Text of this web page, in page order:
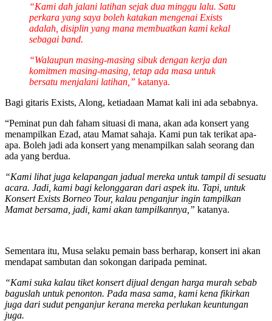
“Kami dah jalani latihan sejak dua minggu lalu. Satu
perkara yang saya boleh katakan mengenai Exists
adalah, disiplin yang mana membuatkan kami kekal
sebagai band.
“Walaupun masing-masing sibuk dengan kerja dan
komitmen masing-masing, tetap ada masa untuk
bersatu menjalani latihan,” katanya.
Bagi gitaris Exists, Along, ketiadaan Mamat kali ini ada sebabnya.
“Peminat pun dah faham situasi di mana, akan ada konsert yang
menampilkan Ezad, atau Mamat sahaja. Kami pun tak terikat apa-
apa. Boleh jadi ada konsert yang menampilkan salah seorang dan
ada yang berdua.
“Kami lihat juga kelapangan jadual mereka untuk tampil di sesuatu
acara. Jadi, kami bagi kelonggaran dari aspek itu. Tapi, untuk
Konsert Exists Borneo Tour, kalau penganjur ingin tampilkan
Mamat bersama, jadi, kami akan tampilkannya,” katanya.
Sementara itu, Musa selaku pemain bass berharap, konsert ini akan
mendapat sambutan dan sokongan daripada peminat.
“Kami suka kalau tiket konsert dijual dengan harga murah sebab
baguslah untuk penonton. Pada masa sama, kami kena fikirkan
juga dari sudut penganjur kerana mereka perlukan keuntungan
juga.